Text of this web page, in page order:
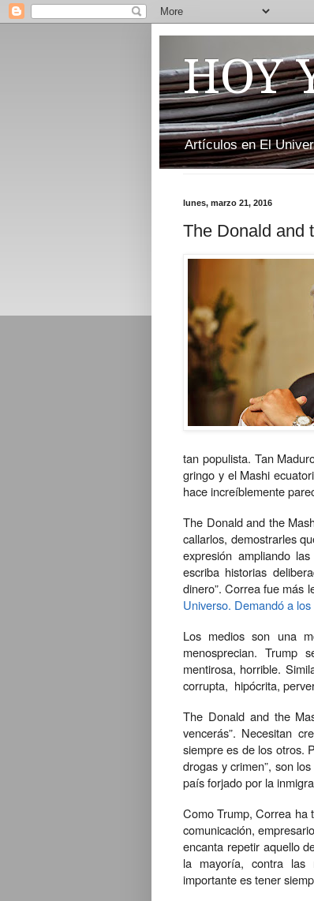
HOY
Artículos en El
lunes, marzo 21, 2016
The Donald and
tan populista. Tan
gringo y el Mashi
hace increíblemente
The Donald and the
callarlos, demostrarles
expresión ampliando
escriba historias
dinero”. Correa fue más
Universo. Demandó a
Los medios son una
menosprecian. Trump
mentirosa, horrible.
corrupta, hipócrita,
The Donald and the
vencerás”. Necesitan
siempre es de los otros.
drogas y crimen”, son
país forjado por la
Como Trump, Correa ha
comunicación,
encanta repetir aquello
la mayoría, contra las
importante es tener